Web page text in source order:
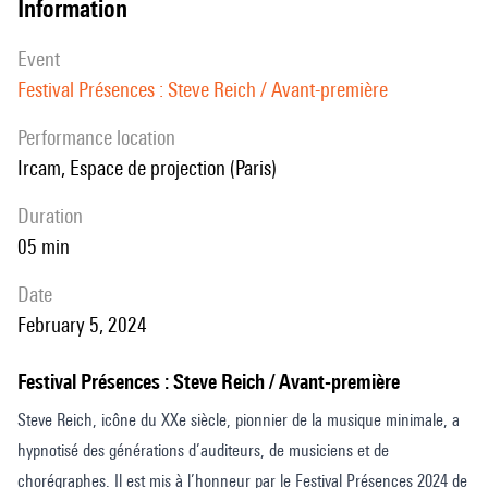
information
event
Festival Présences : Steve Reich / Avant-première
performance location
Ircam, Espace de projection (Paris)
duration
05 min
date
February 5, 2024
Festival Présences : Steve Reich / Avant-première
Steve Reich, icône du XXe siècle, pionnier de la musique minimale, a
hypnotisé des générations d’auditeurs, de musiciens et de
chorégraphes. Il est mis à l’honneur par le Festival Présences 2024 de